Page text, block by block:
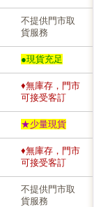
不提供門市取
貨服務
●現貨充足
♦無庫存，門市
可接受客訂
★少量現貨
♦無庫存，門市
可接受客訂
不提供門市取
貨服務